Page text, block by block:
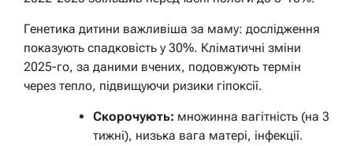
Генетика дитини важливіша за маму: дослідження
показують спадковість у 30%. Кліматичні зміни
2025-го, за даними вчених, подовжують термін
через тепло, підвищуючи ризики гіпоксії.
Скорочують: множинна вагітність (на 3
тижні), низька вага матері, інфекції.